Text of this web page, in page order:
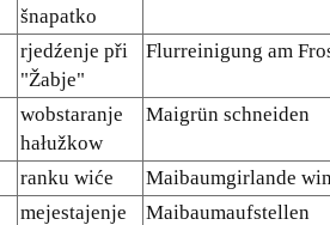
šnapatko
rjedźenje při
"Žabje"
Flurreinigung am
wobstaranje
hałužkow
Maigrün schneiden
ranku wiće
Maibaumgirlande
mejestajenje
Maibaumaufstellen